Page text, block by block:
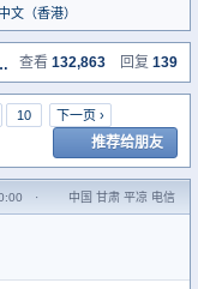
文（香港）
» DOS启动盘中的
查看 132,863 回复 139
10 下一页 ›
推荐给朋友
· 中国 甘肃 平凉 电信